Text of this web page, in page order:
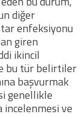
diğer
enfeksiyonu
giren
ikincil
bu tür belirtiler
başvurmak
genellikle
incelenmesi ve